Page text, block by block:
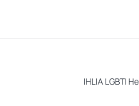
IHLIA LGBTI